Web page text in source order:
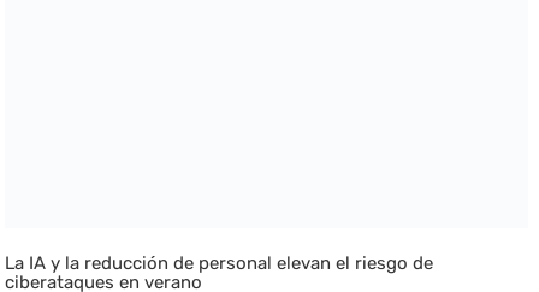
La IA y la reducción de personal elevan el riesgo de
ciberataques en verano